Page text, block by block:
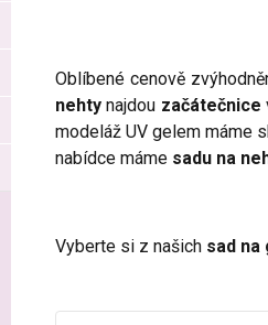
Oblíbené cenově
nehtynajdou začátečnice
modeláž UV gelem máme
nabídce máme sadu na
Vyberte si z našich sad na